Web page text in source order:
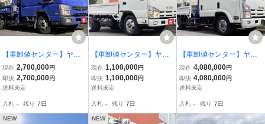
【車卸値センター】ヤフ
オク特価!キャンター ダブ
ルキャブ タダノ4段クレ
ーン 積載2.3t ワイドロン
現在 2,700,000円
即決 2,700,000円
送料未定
入札 - 残り 7日
【車卸値センター】ヤフ
オク特価!エルフ 全低床平
ボディ・積載1500・オー
トマ
現在 1,100,000円
即決 1,100,000円
送料未定
入札 - 残り 7日
【車卸値センター】ヤフ
オク特価!エルフ ダブルキ
ャブ タダノRC5段クレー
ン 7人乗り 積載2400kg
現在 4,080,000円
即決 4,080,000円
送料未定
入札 - 残り 7日
NEW NEW